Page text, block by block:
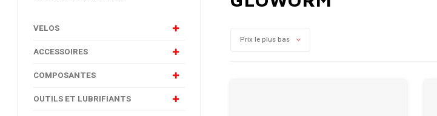
VELOS
ACCESSOIRES
COMPOSANTES
OUTILS ET LUBRIFIANTS
Prix le plus bas